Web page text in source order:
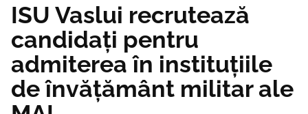
ISU Vaslui recrutează
candidați pentru
admiterea în instituțiile
de învățământ militar ale